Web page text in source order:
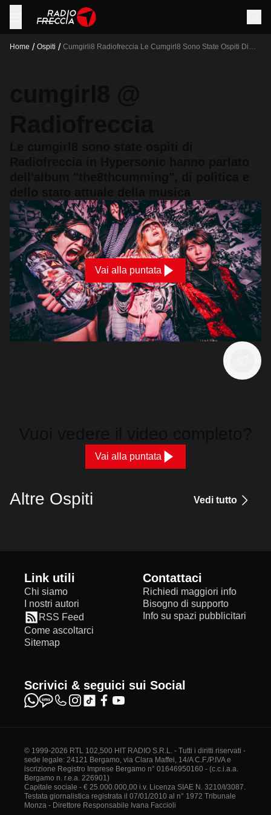
Home / Ospiti / Cumgirli8 Radiofreccia Le Cumgirl8 Sono State Ospiti Di
Vai alla puntata
Vai alla puntata
Altre Ospiti Vedi tutto
Link utili
Chi siamo
I nostri autori
RSS Feed
Come ascoltarci
Sitemap
Contattaci
Richiedi maggiori info
Bisogno di supporto
Info su spazi pubblicitari
Scrivici & seguici sui Social
© 1999-2026 RTL 102,500 HIT RADIO S.R.L. - Tutti i diritti riservati -
sede legale: 24121 Bergamo, via Clara Maffei, 14/A C.F./P.IVA e
iscrizione Registro Imprese Bergamo n° 01646950160 - (c.c.i.a.a.
Bergamo n. r.e.a. 226901)
Capitale sociale - € 25.000.000,00 i.v. Licenza SIAE N. 3210/I/3087.
Testata giornalistica registrata il 07/01/2010 al n° 1972 Tribunale
Monza - Direttore Responsabile Ivana Faccioli